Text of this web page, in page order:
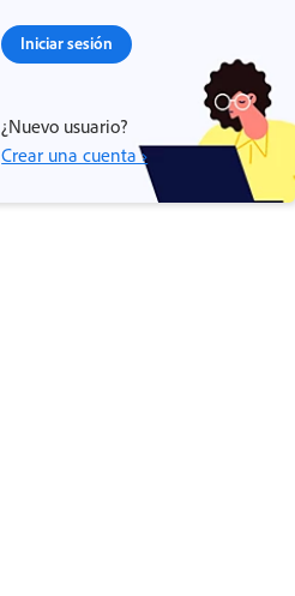
Iniciar sesión
¿Nuevo usuario?
Crear una cuenta ›